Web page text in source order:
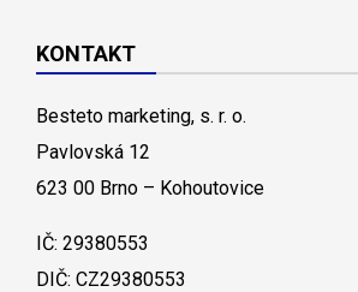
KONTAKT
Besteto marketing, s. r. o.
Pavlovská 12
623 00 Brno – Kohoutovice
IČ: 29380553
DIČ: CZ29380553